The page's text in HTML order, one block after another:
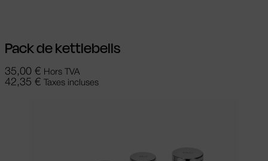
Pack de kettlebells
35,00 € Hors TVA
42,35 € Taxes incluses